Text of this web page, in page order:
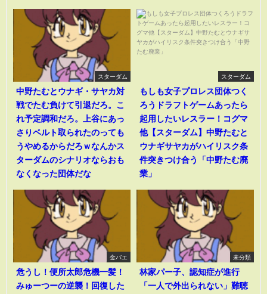
スターダム
中野たむとウナギ・サヤカ対
戦でたむ負けて引退だろ。こ
れ予定調和だろ。上谷にあっ
さりベルト取られたのっても
うやめるからだろｗなんかス
ターダムのシナリオならおも
なくなった団体だな
スターダム
もしも女子プロレス団体つく
ろうドラフトゲームあったら
起用したいレスラー！コグマ
他【スターダム】中野たむと
ウナギサヤカがハイリスク条
件突きつけ合う「中野たむ廃
業」
金バエ
危うし！便所太郎危機一髪！
みゅーつーの逆襲！回復した
未分類
林家パー子、認知症が進行
「一人で外出られない」難聴